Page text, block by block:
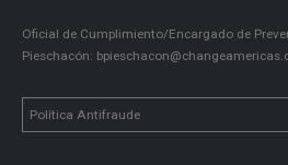
Oficial de Cumplimiento/Encargado de
Pieschacón:
Política Antifraude